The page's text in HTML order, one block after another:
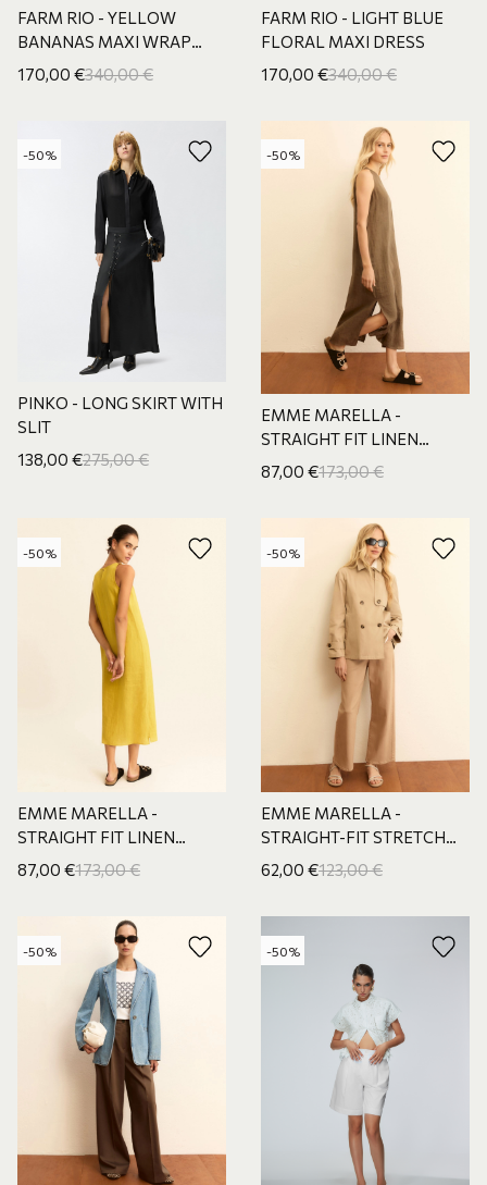
FARM RIO - YELLOW
BANANAS MAXI WRAP
DRESS
170,00 €340,00€
FARM RIO - LIGHT BLUE
FLORAL MAXI DRESS
170,00 €340,00€
-50%
PINKO - LONG SKIRT WITH
SLIT
138,00 €275,00€
-50%
EMME MARELLA -
STRAIGHT FIT LINEN
DRESS
87,00 €173,00€
-50%
EMME MARELLA -
STRAIGHT FIT LINEN
DRESS
87,00 €173,00€
-50%
EMME MARELLA -
STRAIGHT-FIT STRETCH
GABARDIN
62,00 €123,00€
-50% -50%